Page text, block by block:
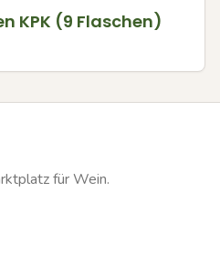
KPK (9 Flaschen)
für Wein.